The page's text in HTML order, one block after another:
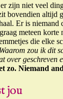
zijn niet veel
bovendien altijd
Er is niemand
meteen korte
die elke
zou ik dit
over geschreven
zo. Niemand
jou